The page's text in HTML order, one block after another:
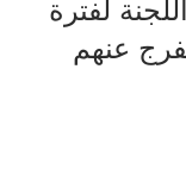
لفترة
عنهم